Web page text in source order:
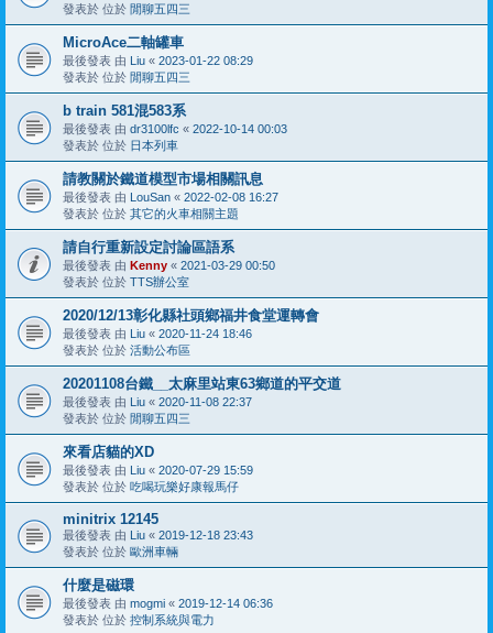
發表於 位於 閒聊五四三
MicroAce二軸罐車
最後發表 由 Liu « 2023-01-22 08:29
發表於 位於 閒聊五四三
b train 581混583系
最後發表 由 dr3100lfc « 2022-10-14 00:03
發表於 位於 日本列車
請教關於鐵道模型市場相關訊息
最後發表 由 LouSan « 2022-02-08 16:27
發表於 位於 其它的火車相關主題
請自行重新設定討論區語系
最後發表 由 Kenny « 2021-03-29 00:50
發表於 位於 TTS辦公室
2020/12/13彰化縣社頭鄉福井食堂運轉會
最後發表 由 Liu « 2020-11-24 18:46
發表於 位於 活動公布區
20201108台鐵__太麻里站東63鄉道的平交道
最後發表 由 Liu « 2020-11-08 22:37
發表於 位於 閒聊五四三
來看店貓的XD
最後發表 由 Liu « 2020-07-29 15:59
發表於 位於 吃喝玩樂好康報馬仔
minitrix 12145
最後發表 由 Liu « 2019-12-18 23:43
發表於 位於 歐洲車輛
什麼是磁環
最後發表 由 mogmi « 2019-12-14 06:36
發表於 位於 控制系統與電力